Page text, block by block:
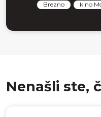
Brezno kino
Nenašli ste,